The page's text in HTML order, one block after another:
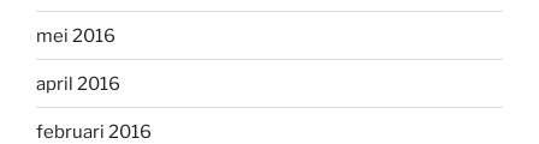
mei 2016
april 2016
februari 2016